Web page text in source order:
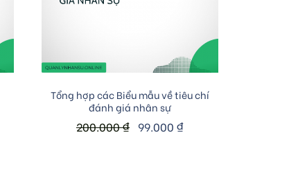
Add to cart
Tổng hợp các Biểu mẫu về tiêu chí
đánh giá nhân sự
200.000₫ 99.000 ₫